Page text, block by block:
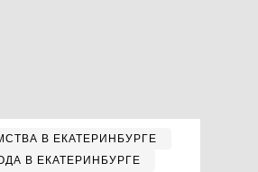
В ЕКАТЕРИНБУРГЕ
В ЕКАТЕРИНБУРГЕ